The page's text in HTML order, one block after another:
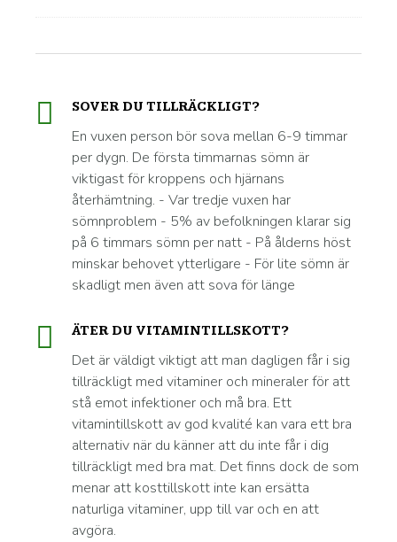
SOVER DU TILLRÄCKLIGT?
En vuxen person bör sova mellan 6-9 timmar
per dygn. De första timmarnas sömn är
viktigast för kroppens och hjärnans
återhämtning. - Var tredje vuxen har
sömnproblem - 5% av befolkningen klarar sig
på 6 timmars sömn per natt - På ålderns höst
minskar behovet ytterligare - För lite sömn är
skadligt men även att sova för länge
ÄTER DU VITAMINTILLSKOTT?
Det är väldigt viktigt att man dagligen får i sig
tillräckligt med vitaminer och mineraler för att
stå emot infektioner och må bra. Ett
vitamintillskott av god kvalité kan vara ett bra
alternativ när du känner att du inte får i dig
tillräckligt med bra mat. Det finns dock de som
menar att kosttillskott inte kan ersätta
naturliga vitaminer, upp till var och en att
avgöra.